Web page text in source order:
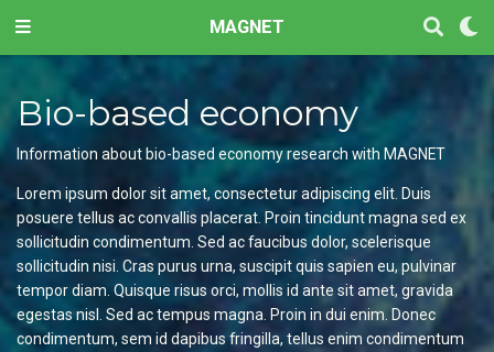
MAGNET
Bio-based economy
Information about bio-based economy research with MAGNET
Lorem ipsum dolor sit amet, consectetur adipiscing elit. Duis
posuere tellus ac convallis placerat. Proin tincidunt magna sed ex
sollicitudin condimentum. Sed ac faucibus dolor, scelerisque
sollicitudin nisi. Cras purus urna, suscipit quis sapien eu, pulvinar
tempor diam. Quisque risus orci, mollis id ante sit amet, gravida
egestas nisl. Sed ac tempus magna. Proin in dui enim. Donec
condimentum, sem id dapibus fringilla, tellus enim condimentum